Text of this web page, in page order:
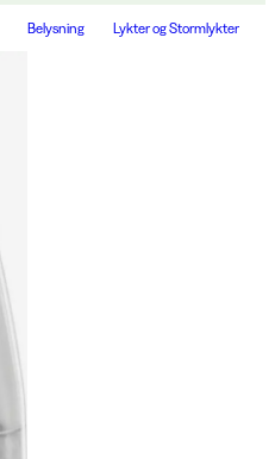
Belysning Lykter og Stormlykter